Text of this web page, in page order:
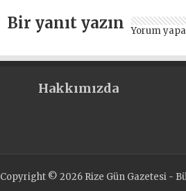
Bir yanıt yazın Yorum
Hakkımızda
Copyright © 2026 Rize Gün Gazetesi -